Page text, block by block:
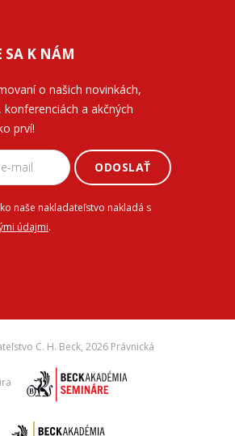
SA K NÁM
o našich novinkách,
konferenciách a akčných
prví!
ODOSLAŤ
naše nakladateľstvo nakladá s
údajmi.
C. H. Beck, 2026 Právnická